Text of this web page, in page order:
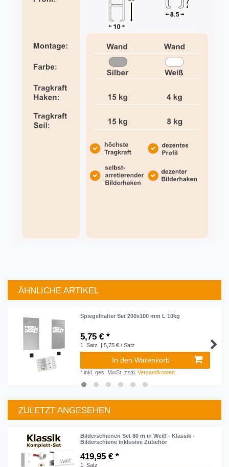
ÄHNLICHE ARTIKEL
Artikelpaket Spiegelhalter Set 200x100 mm L 10kg
5,75 € *
1 Satz | 5,75 € / Satz
In den Warenkorb
*inkl. ges. MwSt. zzgl.Versandkosten
ZULETZT ANGESEHEN
Artikelpaket
Bilderschienen Set 80 m in Weiß - Klassik -
Bilderschiene inklusive Zubehör
419,95 € *
1 Satz